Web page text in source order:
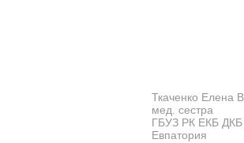
Ткаченко Елена
мед. сестра
ГБУЗ РК ЕКБ ДКБ
Евпатория